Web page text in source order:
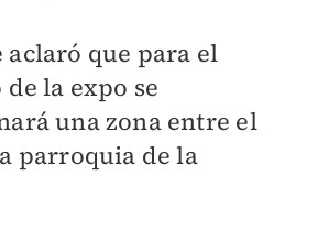
aclaró que para el
la expo se
una zona entre el
parroquia de la